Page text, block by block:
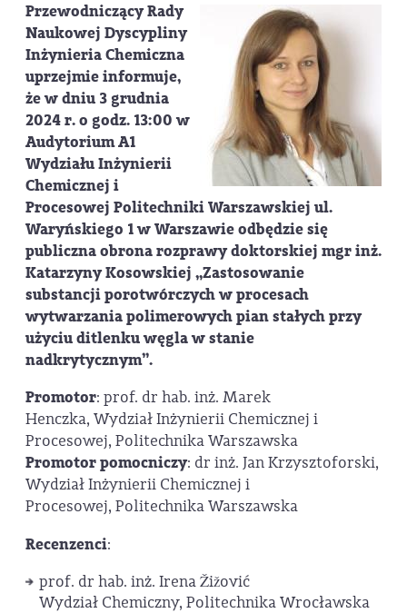
Przewodniczący Rady
Naukowej Dyscypliny
Inżynieria Chemiczna
uprzejmie informuje,
że w dniu 3 grudnia
2024 r. o godz. 13:00w
Audytorium A1
Wydziału Inżynierii
Chemicznej i
Procesowej Politechniki Warszawskiej ul.
Waryńskiego 1 w Warszawie odbędzie się
publiczna obrona rozprawy doktorskiej mgr inż.
Katarzyny Kosowskiej „Zastosowanie
substancji porotwórczych w procesach
wytwarzania polimerowych pian stałych przy
użyciu ditlenku węgla w stanie
nadkrytycznym”.
Promotor: prof. dr hab. inż. Marek
Henczka, Wydział Inżynierii Chemicznej i
Procesowej, Politechnika Warszawska
Promotor pomocniczy: dr inż. Jan Krzysztoforski,
Wydział Inżynierii Chemicznej i
Procesowej, Politechnika Warszawska
Recenzenci:
prof. dr hab. inż. Irena Žižović
Wydział Chemiczny, Politechnika Wrocławska